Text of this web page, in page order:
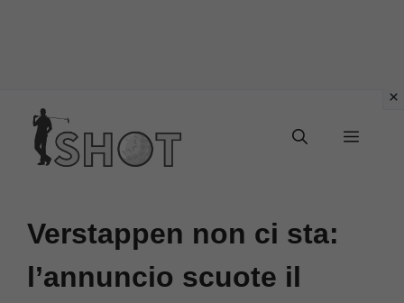
contenuto
Menu
Verstappen non ci sta:
l’annuncio scuote il